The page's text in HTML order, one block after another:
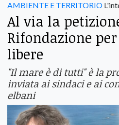
AMBIENTE E TERRITORIO
Al via la
Rifondazione
libere
"Il mare è di tutti" è la
inviata ai sindaci e ai
elbani